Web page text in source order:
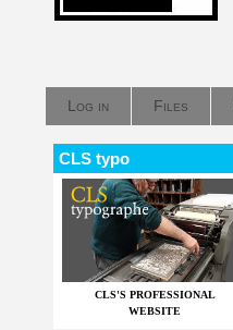
Log in Files
CLS typo
CLS'S PROFESSIONAL
WEBSITE